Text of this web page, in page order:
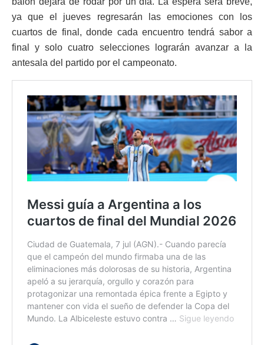
ya que el jueves regresarán las emociones con los
cuartos de final, donde cada encuentro tendrá sabor a
final y solo cuatro selecciones lograrán avanzar a la
antesala del partido por el campeonato.